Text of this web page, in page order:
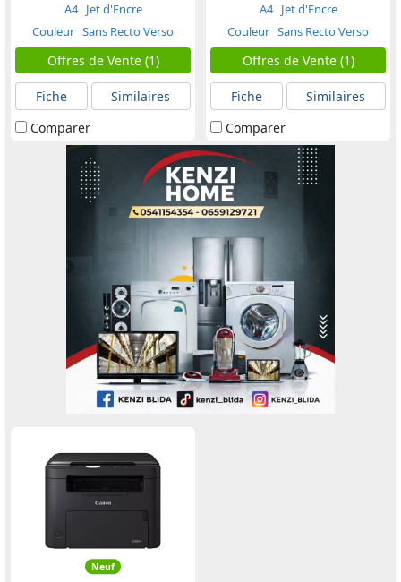
A4 Jet d'Encre
Couleur Sans Recto Verso
Offres de Vente (1)
Fiche
Similaires
Comparer
A4 Jet d'Encre
Couleur Sans Recto Verso
Offres de Vente (1)
Fiche
Similaires
Comparer
Neuf